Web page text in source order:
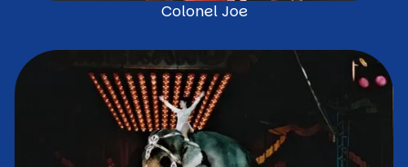
Colonel Joe